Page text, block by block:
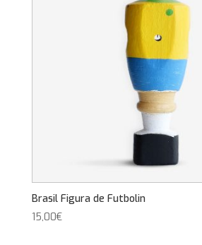
Brasil Figura de Futbolin
15,00€